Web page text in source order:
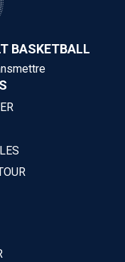
BASKETBALL